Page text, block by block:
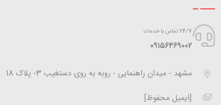
24/7 تماس با خدمات
‪09156469002
مشهد - میدان راهنمایی - روبه به روی دستغیب 3- پلاک 18
[ایمیل محفوظ]